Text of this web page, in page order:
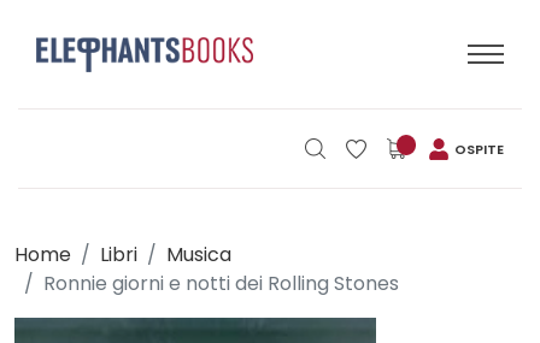
OSPITE
Home Libri
Musica
Ronnie giorni e notti dei Rolling Stones